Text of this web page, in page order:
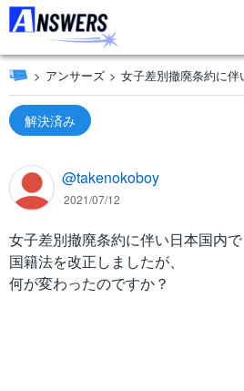
アンサーズ 女子差別撤廃条約に
解決済み
@takenokoboy
2021/07/12
女子差別撤廃条約に伴い日本国内で
国籍法を改正しましたが、
何が変わったのですか？